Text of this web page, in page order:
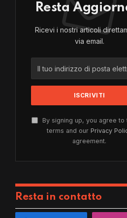
Resta
Ricevi i nostri articoli
via email.
By signing up, you agree to
terms and ourPrivacy
agreement.
Resta in contatto